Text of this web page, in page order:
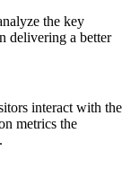
the key
delivering a better
interact with the
metrics the